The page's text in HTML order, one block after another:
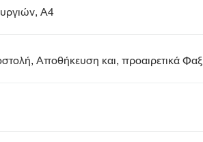
A4
Αποθήκευση και, προαιρετικά Φαξ